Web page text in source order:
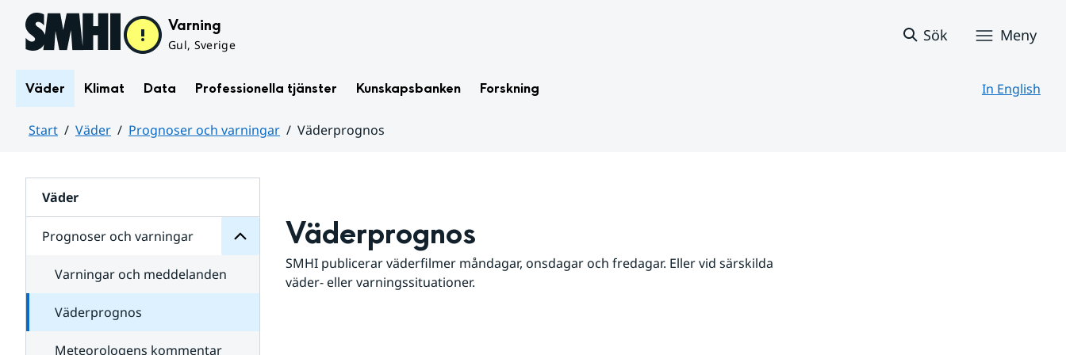
Hoppa till sidans innehåll Varning
Gul, Sverige
Sök Meny
Väder Klimat Data Professionella tjänster Kunskapsbanken Forskning In English
Start Väder Prognoser och varningar
Väderprognos
Väder
Prognoser och varningar
för
varningar
Varningar och meddelanden
Väderprognos
Meteorologens kommentar
Väderprognos
SMHI publicerar väderfilmer måndagar, onsdagar och fredagar. Eller vid särskilda
väder- eller varningssituationer.